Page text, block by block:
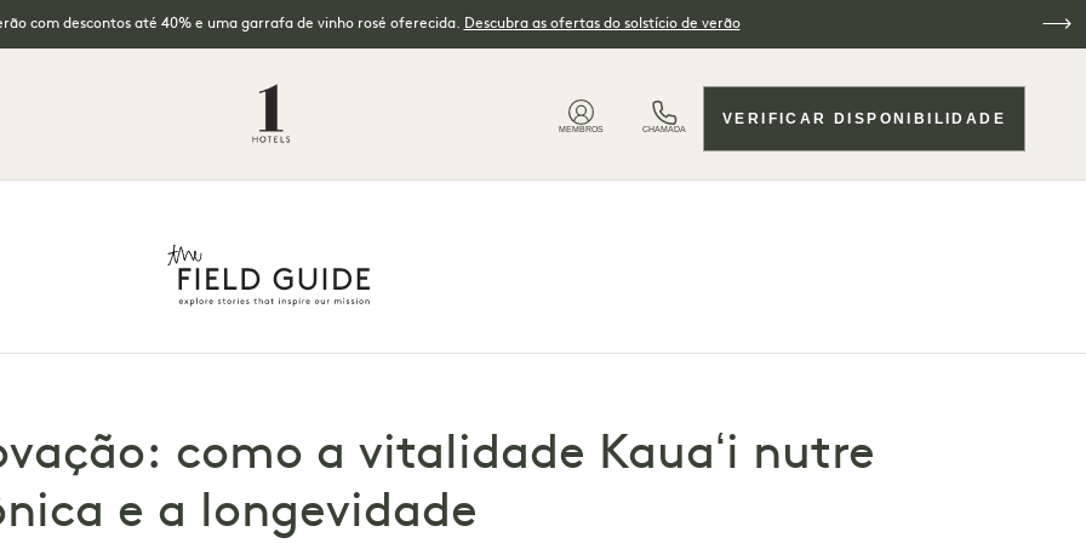
com descontos até 40% e uma garrafa de vinho rosé oferecida. Descubra as ofertas do solstício de verão
MEMBROS CHAMADA
VERIFICAR DISPONIBILIDADE
como a vitalidade Kauaʻi nutre
e a longevidade